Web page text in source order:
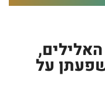
על